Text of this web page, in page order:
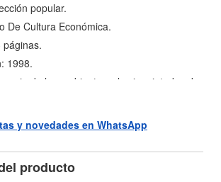
popular.
De Cultura Económica.
páginas.
1998.
de los ambientes y las inquietudes de
en la pluma de Eraclio Zepeda un
que va de lo conmovedor a lo
a quien la enfrente. Las historias de
pasiones terribles, tristezas profundas y
y novedades en WhatsApp
producto